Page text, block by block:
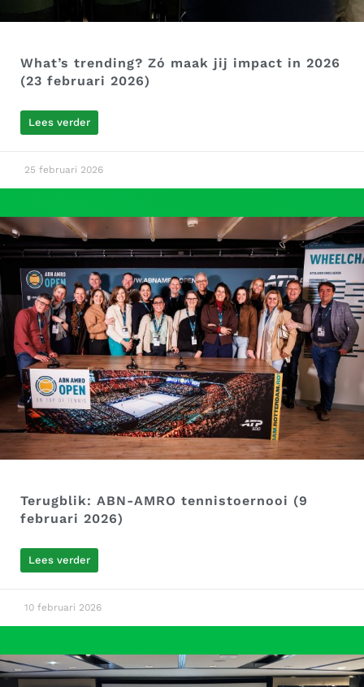
What’s trending? Zó maak jij impact in 2026
(23 februari 2026)
Lees verder
25 februari 2026
Terugblik: ABN-AMRO tennistoernooi (9
februari 2026)
Lees verder
10 februari 2026